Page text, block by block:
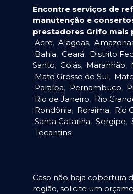
Encontre serviços de
manutenção e
prestadores Grifo mais
Acre, Alagoas,
Bahia, Ceará, Distrito
Santo, Goiás, Maranhão,
Mato Grosso do Sul,
Paraíba, Pernambuco,
Rio de Janeiro, Rio
Rondônia, Roraima, Rio
Santa Catarina, Sergipe,
Tocantins.
Caso não haja cobertura
região, solicite um